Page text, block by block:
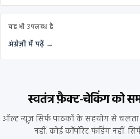
यह भी उपलब्ध है
अंग्रेज़ी में पढ़ें →
स्वतंत्र फ़ैक्ट-चेकिंग को
ऑल्ट न्यूज़ सिर्फ पाठकों के सहयोग से चलता
नहीं. कोई कॉर्पोरेट फंडिंग नहीं.